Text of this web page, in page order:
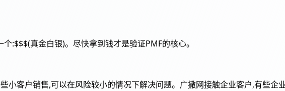
:$$$(真金白银)。尽快拿到钱才是验证PMF的核心。
小客户销售,可以在风险较小的情况下解决问题。广撒网接触企业客户,有些企